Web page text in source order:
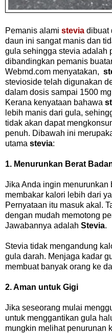
Pemanis alami stevia dibuat
daun ini sangat manis dan
gula sehingga stevia adalah
dibandingkan pemanis
Webmd.com menyatakan,
stevioside telah digunakan
dalam dosis sampai 1500
Kerana kenyataan bahawa
lebih manis dari gula,
tidak akan dapat
penuh. Dibawah ini
utama stevia:
1. Menurunkan Berat
Jika Anda ingin menurunkan
membakar kalori lebih dari
Pernyataan itu masuk akal.
dengan mudah memotong
Jawabannya adalah Stevia.
Stevia tidak mengandung
gula darah. Menjaga kadar
membuat banyak orang ke
2. Aman untuk Gigi
Jika seseorang mulai
untuk menggantikan gula
mungkin melihat penurunan